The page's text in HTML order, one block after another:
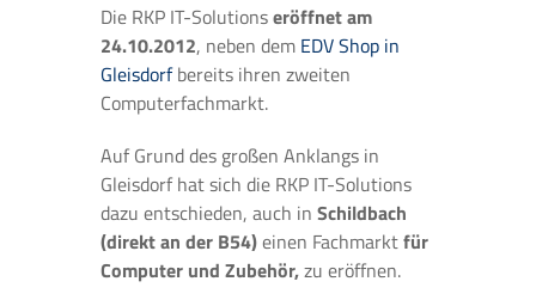
Die RKP IT-Solutionseröffnet am
24.10.2012, neben dem EDV Shop in
Gleisdorfbereits ihren zweiten
Computerfachmarkt.
Auf Grund des großen Anklangs in
Gleisdorf hat sich die RKP IT-Solutions
dazu entschieden, auch in Schildbach
(direkt an der B54)einen Fachmarktfür
Computer und Zubehör,zu eröffnen.